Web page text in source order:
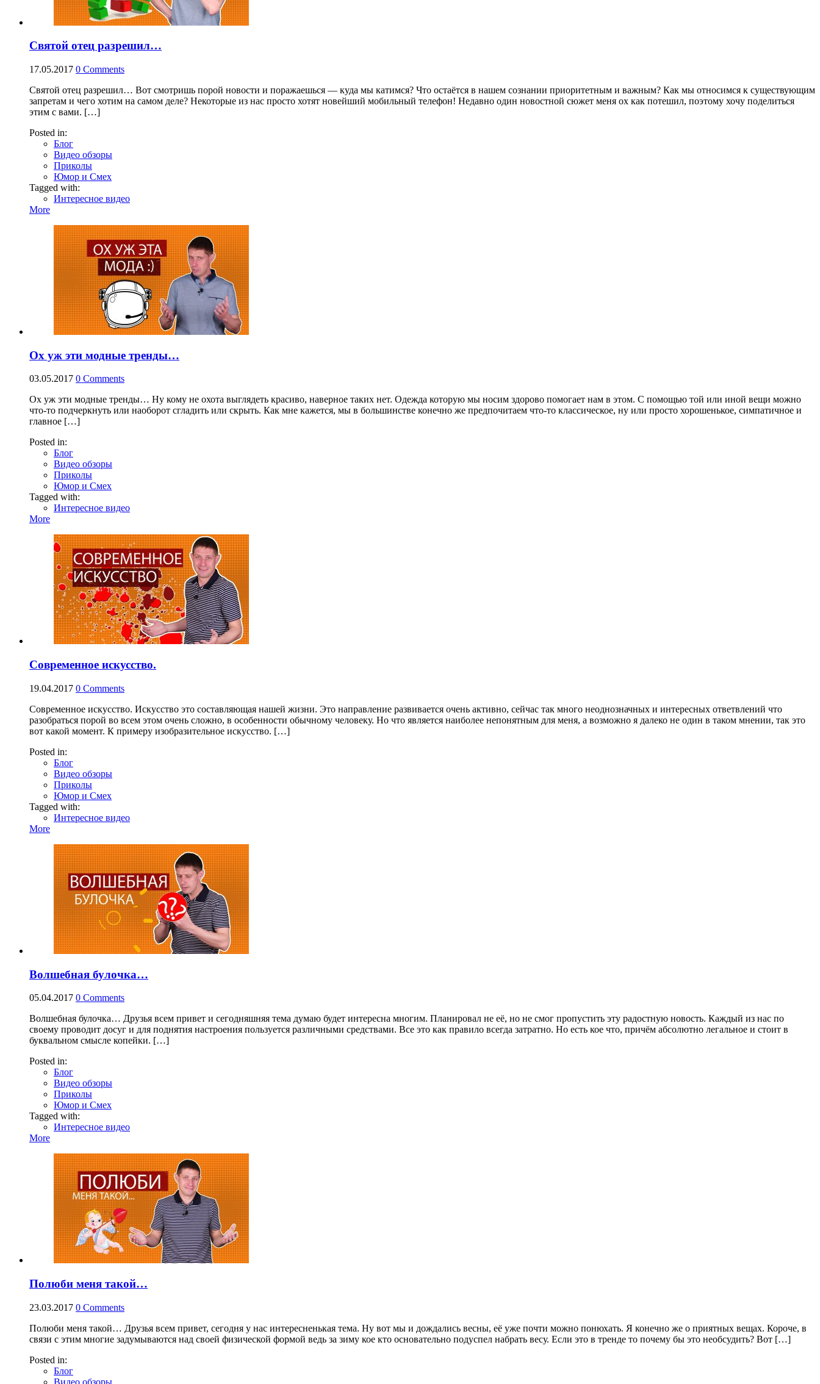
Святой отец разрешил…
17.05.2017 0 Comments
Святой отец разрешил… Вот смотришь порой новости и поражаешься — куда мы катимся? Что остаётся в нашем сознании приоритетным и важным? Как мы относимся к существующим
запретам и чего хотим на самом деле? Некоторые из нас просто хотят новейший мобильный телефон! Недавно один новостной сюжет меня ох как потешил, поэтому хочу поделиться
этим с вами. […]
Posted in:
Блог
Видео обзоры
Приколы
Юмор и Смех
Tagged with:
Интересное видео
More
Ох уж эти модные тренды…
03.05.2017 0 Comments
Ох уж эти модные тренды… Ну кому не охота выглядеть красиво, наверное таких нет. Одежда которую мы носим здорово помогает нам в этом. С помощью той или иной вещи можно
что-то подчеркнуть или наоборот сгладить или скрыть. Как мне кажется, мы в большинстве конечно же предпочитаем что-то классическое, ну или просто хорошенькое, симпатичное и
главное […]
Posted in:
Блог
Видео обзоры
Приколы
Юмор и Смех
Tagged with:
Интересное видео
More
Современное искусство.
19.04.2017 0 Comments
Современное искусство. Искусство это составляющая нашей жизни. Это направление развивается очень активно, сейчас так много неоднозначных и интересных ответвлений что
разобраться порой во всем этом очень сложно, в особенности обычному человеку. Но что является наиболее непонятным для меня, а возможно я далеко не один в таком мнении, так это
вот какой момент. К примеру изобразительное искусство. […]
Posted in:
Блог
Видео обзоры
Приколы
Юмор и Смех
Tagged with:
Интересное видео
More
Волшебная булочка…
05.04.2017 0 Comments
Волшебная булочка… Друзья всем привет и сегодняшняя тема думаю будет интересна многим. Планировал не её, но не смог пропустить эту радостную новость. Каждый из нас по
своему проводит досуг и для поднятия настроения пользуется различными средствами. Все это как правило всегда затратно. Но есть кое что, причём абсолютно легальное и стоит в
буквальном смысле копейки. […]
Posted in:
Блог
Видео обзоры
Приколы
Юмор и Смех
Tagged with:
Интересное видео
More
Полюби меня такой…
23.03.2017 0 Comments
Полюби меня такой… Друзья всем привет, сегодня у нас интересненькая тема. Ну вот мы и дождались весны, её уже почти можно понюхать. Я конечно же о приятных вещах. Короче, в
связи с этим многие задумываются над своей физической формой ведь за зиму кое кто основательно подуспел набрать весу. Если это в тренде то почему бы это необсудить? Вот […]
Posted in:
Блог
Видео обзоры